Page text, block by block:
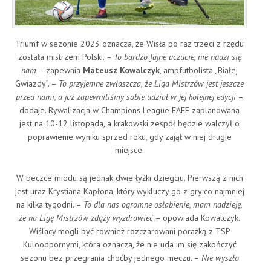
Triumf w sezonie 2023 oznacza, że Wisła po raz trzeci z rzędu
została mistrzem Polski. – To bardzo fajne uczucie, nie nudzi się
nam – zapewnia Mateusz Kowalczyk, ampfutbolista „Białej
Gwiazdy”. – To przyjemne zwłaszcza, że Liga Mistrzów jest jeszcze
przed nami, a już zapewniliśmy sobie udział w jej kolejnej edycji–
dodaje. Rywalizacja w Champions League EAFF zaplanowana
jest na 10-12 listopada, a krakowski zespół będzie walczył o
poprawienie wyniku sprzed roku, gdy zajął w niej drugie
miejsce.
W beczce miodu są jednak dwie łyżki dziegciu. Pierwszą z nich
jest uraz Krystiana Kapłona, który wykluczy go z gry co najmniej
na kilka tygodni. – To dla nas ogromne osłabienie, mam nadzieję,
że na Ligę Mistrzów zdąży wyzdrowieć– opowiada Kowalczyk.
Wiślacy mogli być również rozczarowani porażką z TSP
Kuloodpornymi, która oznacza, że nie uda im się zakończyć
sezonu bez przegrania choćby jednego meczu. – Nie wyszło